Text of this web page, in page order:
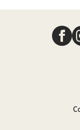
Titre
Carte postale de
Arconati-
Nous